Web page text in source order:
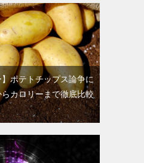
ポテトチップス論争に
カロリーまで徹底比較